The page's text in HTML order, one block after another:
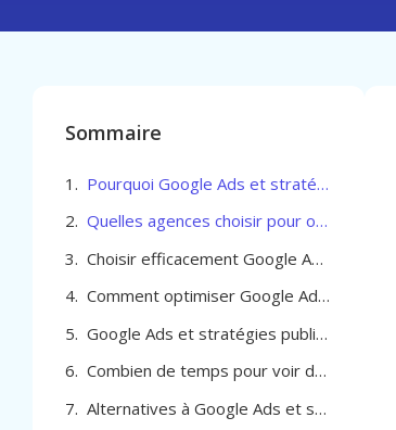
Sommaire
Pourquoi Google Ads et stratégies publicitaires pour Professionel de la beauté à Liège
Quelles agences choisir pour optimiser Google Ads et stratégies publicitaires pour Professionel de la beauté à Liège
Choisir efficacement Google Ads et stratégies publicitaires pour Professionel de la beauté à Liège
Comment optimiser Google Ads et stratégies publicitaires pour Professionel de la beauté à Liège
Google Ads et stratégies publicitaires pour Professionel de la beauté à Liège
Combien de temps pour voir des résultats avec Google Ads à Liège
Alternatives à Google Ads et stratégies publicitaires pour Professionel de la beauté à Liège